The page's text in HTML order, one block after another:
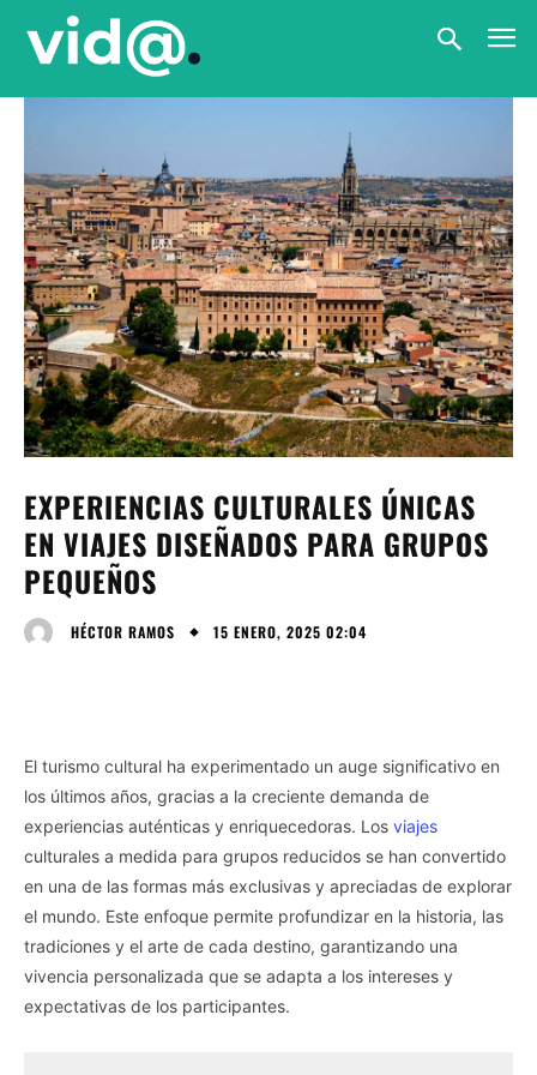
EXPERIENCIAS CULTURALES ÚNICAS
EN VIAJES DISEÑADOS PARA GRUPOS
PEQUEÑOS
HÉCTOR RAMOS 15 ENERO, 2025 02:04
El turismo cultural ha experimentado un auge significativo en
los últimos años, gracias a la creciente demanda de
experiencias auténticas y enriquecedoras. Los viajes
culturales a medida para grupos reducidos se han convertido
en una de las formas más exclusivas y apreciadas de explorar
el mundo. Este enfoque permite profundizar en la historia, las
tradiciones y el arte de cada destino, garantizando una
vivencia personalizada que se adapta a los intereses y
expectativas de los participantes.